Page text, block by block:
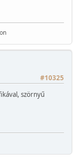
#10325
szörnyű